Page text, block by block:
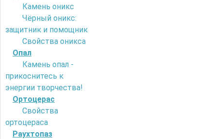
Камень оникс
Чёрный оникс:
защитник и помощник
Свойства оникса
Опал
Камень опал -
прикоснитесь к
энергии творчества!
Ортоцерас
Свойства
ортоцераса
Раухтопаз